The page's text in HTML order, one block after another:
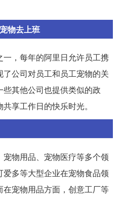
物去上班
，每年的阿里日允许员工携
公司对员工和员工宠物的关
其他公司也提供类似的政
享工作日的快乐时光。
物用品、宠物医疗等多个领
多等大型企业在宠物食品领
宠物用品方面，创意工厂等